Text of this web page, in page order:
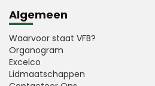
Algemeen
Waarvoor staat VFB?
Organogram
Excelco
Lidmaatschappen